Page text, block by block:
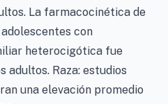
La farmacocinética de
con
heterocigótica fue
adultos. Raza: estudios
una elevación promedio